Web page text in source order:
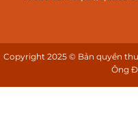
Copyright 2025 © Bản quyền
Ông